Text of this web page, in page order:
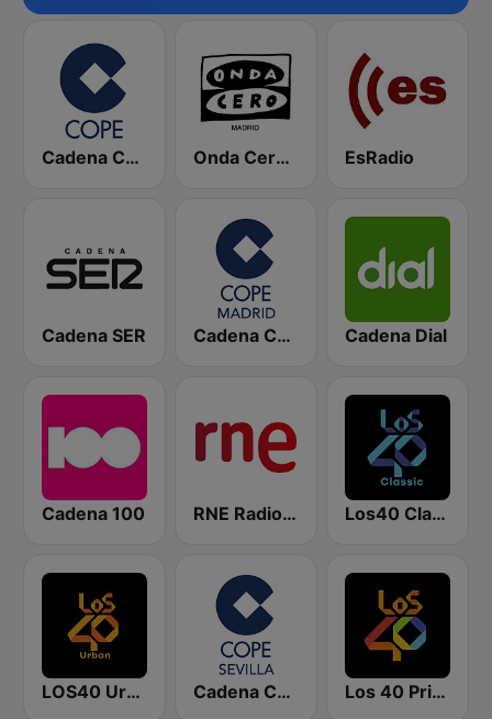
Cadena COPE Onda Cero Madrid EsRadio
Cadena SER Cadena COPE Madrid Cadena Dial
Cadena 100 RNE Radio Nacional Los40 Classic
LOS40 Urban Cadena COPE Sevilla Los 40 Principales